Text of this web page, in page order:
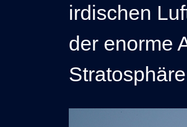
irdischen
der enorme